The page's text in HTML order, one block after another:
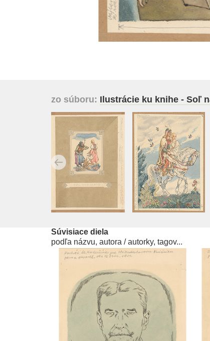
zo súboru: Ilustrácie ku knihe - Soľ
Súvisiace diela
podľa názvu, autora / autorky, tagov...